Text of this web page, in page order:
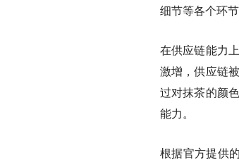
细节等各个环
在供应链能力
激增，供应链
过对抹茶的颜
能力。
根据官方提供